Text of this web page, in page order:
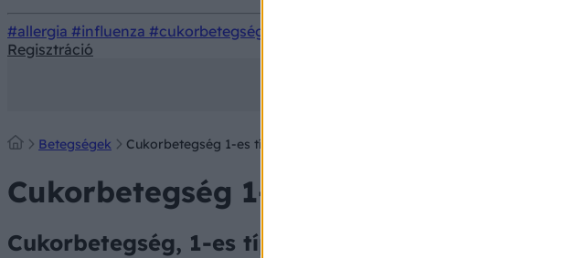
#allergia #influenza #cukorbetegség
Regisztráció
Betegségek Cukorbetegség 1-es típusú
Cukorbetegség 1-es típusú
Cukorbetegség, 1-es típusú (inzulinfüggő diabetes)